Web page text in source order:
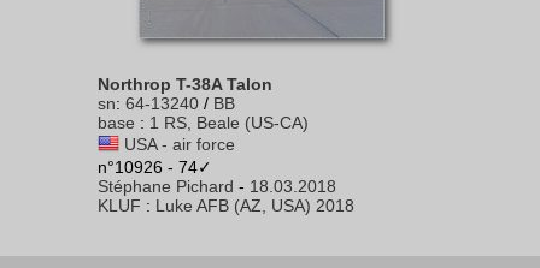
Northrop T-38A Talon
sn: 64-13240 / BB
base : 1 RS, Beale (US-CA)
USA - air force
n°10926 - 74✓
Stéphane Pichard - 18.03.2018
KLUF : Luke AFB (AZ, USA) 2018